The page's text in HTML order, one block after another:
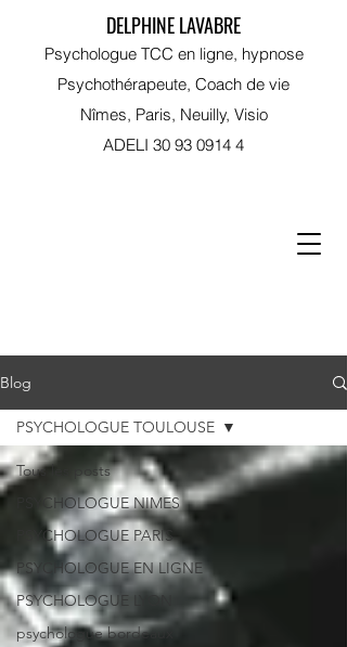
Psychologue TCC en ligne, hypnose
Psychothérapeute, Coach de vie
Nîmes, Paris, Neuilly, Visio
ADELI 30 93 0914 4
DELPHINE LAVABRE
Blog
Tous les posts
PSYCHOLOGUE NIMES
PSYCHOLOGUE PARIS
PSYCHOLOGUE EN LIGNE
PSYCHOLOGUE LYON
psychologue bordeaux
PSYCHOLOGUE TOULOUSE